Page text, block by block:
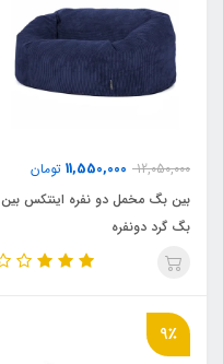
12,050,000
11,550,000 تومان
بین بگ مخمل دو نفره اینتکس بین
بگ گرد دونفره
9٪